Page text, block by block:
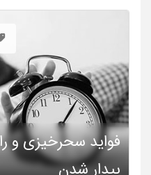
فواید سحرخیزی و